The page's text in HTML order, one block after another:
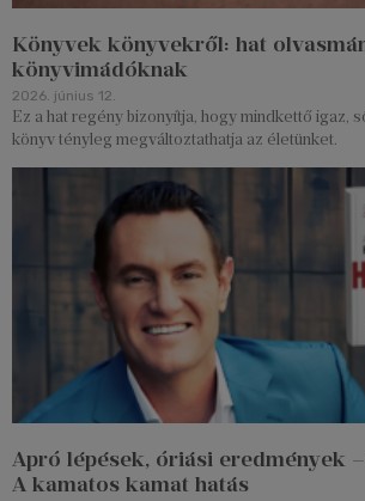
Könyvek könyvekről: hat
könyvimádóknak
2026. június 12.
Ez a hat regény bizonyítja, hogy mindkettő igaz,
könyv tényleg megváltoztathatja az életünket.
Apró lépések, óriási eredmények
A kamatos kamat hatás